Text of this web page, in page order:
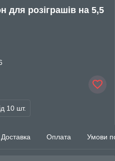
для розіграшів на 5,5
10 шт.
Доставка Оплата Умови